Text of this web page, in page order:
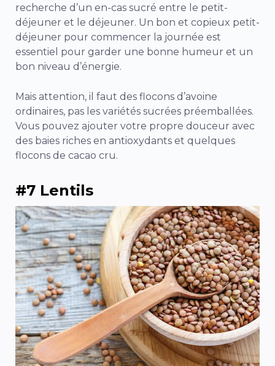
recherche d’un en-cas sucré entre le petit-
déjeuner et le déjeuner. Un bon et copieux petit-
déjeuner pour commencer la journée est
essentiel pour garder une bonne humeur et un
bon niveau d’énergie.
Mais attention, il faut des flocons d’avoine
ordinaires, pas les variétés sucrées préemballées.
Vous pouvez ajouter votre propre douceur avec
des baies riches en antioxydants et quelques
flocons de cacao cru.
#7 Lentils